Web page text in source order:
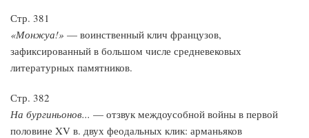
Стр. 381
«Монжуа!» — воинственный клич французов,
зафиксированный в большом числе средневековых
литературных памятников.
Стр. 382
На бургиньонов... — отзвук междоусобной войны в первой
половине XV в. двух феодальных клик: арманьяков